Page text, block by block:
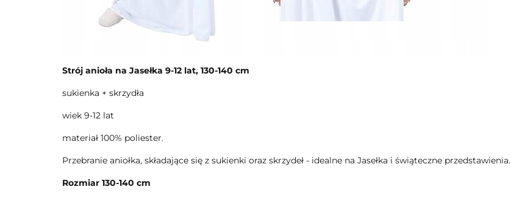
Strój anioła na Jasełka 9-12 lat, 130-140 cm
sukienka + skrzydła
wiek 9-12 lat
materiał 100% poliester.
Przebranie aniołka, składające się z sukienki oraz skrzydeł - idealne na Jasełka i świąteczne przedstawienia.
Rozmiar 130-140 cm